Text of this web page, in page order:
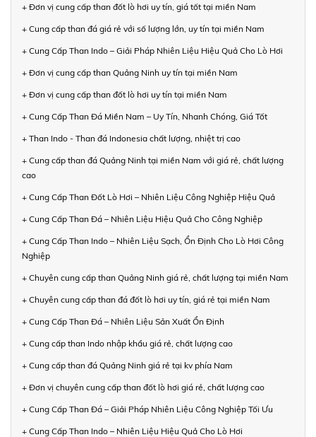
+ Đơn vị cung cấp than đốt lò hơi uy tín, giá tốt tại miền Nam
+ Cung cấp than đá giá rẻ với số lượng lớn, uy tín tại miền Nam
+ Cung Cấp Than Indo – Giải Pháp Nhiên Liệu Hiệu Quả Cho Lò Hơi
+ Đơn vị cung cấp than Quảng Ninh uy tín tại miền Nam
+ Đơn vị cung cấp than đốt lò hơi uy tín tại miền Nam
+ Cung Cấp Than Đá Miền Nam – Uy Tín, Nhanh Chóng, Giá Tốt
+ Than Indo - Than đá Indonesia chất lượng, nhiệt trị cao
+ Cung cấp than đá Quảng Ninh tại miền Nam với giá rẻ, chất lượng
cao
+ Cung Cấp Than Đốt Lò Hơi – Nhiên Liệu Công Nghiệp Hiệu Quả
+ Cung Cấp Than Đá – Nhiên Liệu Hiệu Quả Cho Công Nghiệp
+ Cung Cấp Than Indo – Nhiên Liệu Sạch, Ổn Định Cho Lò Hơi Công
Nghiệp
+ Chuyên cung cấp than Quảng Ninh giá rẻ, chất lượng tại miền Nam
+ Chuyên cung cấp than đá đốt lò hơi uy tín, giá rẻ tại miền Nam
+ Cung Cấp Than Đá – Nhiên Liệu Sản Xuất Ổn Định
+ Cung cấp than Indo nhập khẩu giá rẻ, chất lượng cao
+ Cung cấp than đá Quảng Ninh giá rẻ tại kv phía Nam
+ Đơn vị chuyên cung cấp than đốt lò hơi giá rẻ, chất lượng cao
+ Cung Cấp Than Đá – Giải Pháp Nhiên Liệu Công Nghiệp Tối Ưu
+ Cung Cấp Than Indo – Nhiên Liệu Hiệu Quả Cho Lò Hơi